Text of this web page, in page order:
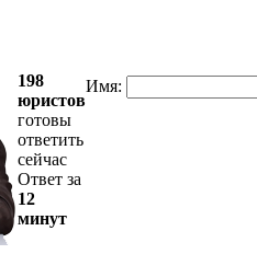
198
юристов
готовы
ответить
сейчас
Ответ за
12
минут
Имя: